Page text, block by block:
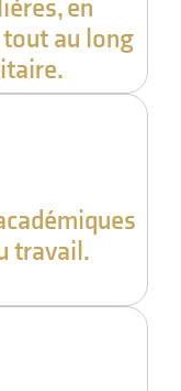
en
au long
travail.